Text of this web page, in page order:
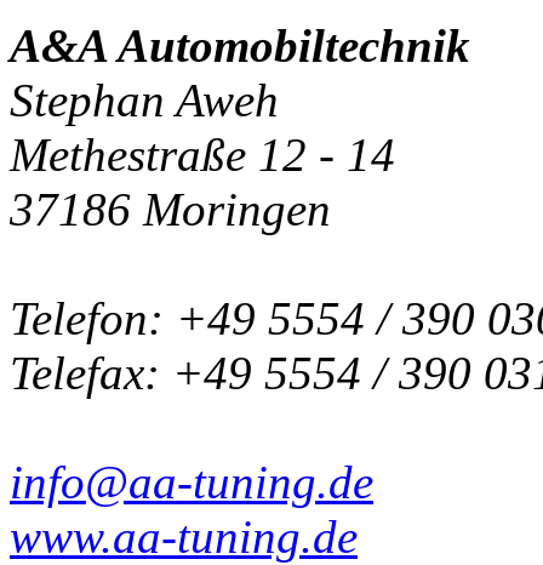
A&A Automobiltechnik
Stephan Aweh
Methestraße 12 - 14
37186 Moringen
Telefon: +49 5554 / 390
Telefax: +49 5554 / 390
info@aa-tuning.de
www.aa-tuning.de